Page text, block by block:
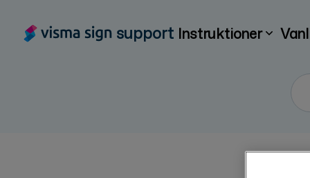
support Instruktioner